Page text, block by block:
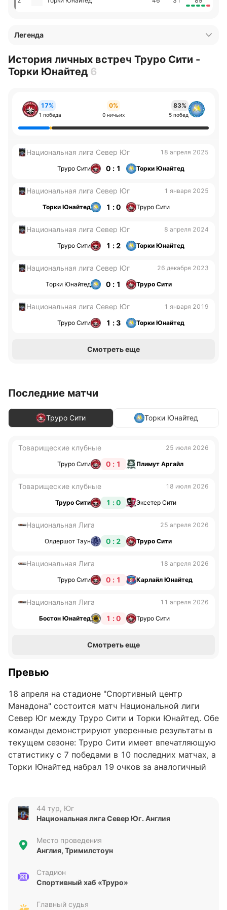
Легенда
История личных встреч Труро Сити -
Торки Юнайтед 6
17%
1 победа
0%
0 ничьих
83%
5 побед
Национальная лига Север Юг 18 апреля 2025
Труро Сити 0 : 1 Торки Юнайтед
Национальная лига Север Юг 1 января 2025
Торки Юнайтед 1 : 0 Труро Сити
Национальная лига Север Юг 8 апреля 2024
Труро Сити 1 : 2 Торки Юнайтед
Национальная лига Север Юг 26 декабря 2023
Торки Юнайтед 0 : 1 Труро Сити
Национальная лига Север Юг 1 января 2019
Труро Сити 1 : 3 Торки Юнайтед
Смотреть еще
Последние матчи
Труро Сити Торки Юнайтед
Товарищеские клубные 25 июля 2026
Труро Сити 0 : 1 Плимут Аргайл
Товарищеские клубные 18 июля 2026
Труро Сити 1 : 0 Эксетер Сити
Национальная Лига 25 апреля 2026
Олдершот Таун 0 : 2 Труро Сити
Национальная Лига 18 апреля 2026
Труро Сити 0 : 1 Карлайл Юнайтед
Национальная Лига 11 апреля 2026
Бостон Юнайтед 1 : 0 Труро Сити
Смотреть еще
Превью
18 апреля на стадионе "Спортивный центр
Манадона" состоится матч Национальной лиги
Север Юг между Труро Сити и Торки Юнайтед. Обе
команды демонстрируют уверенные результаты в
текущем сезоне: Труро Сити имеет впечатляющую
статистику с 7 победами в 10 последних матчах, а
Торки Юнайтед набрал 19 очков за аналогичный
Анализ последних пяти матчей показывает, что
Труро Сити находится в отличной форме, одержав
поражением. Команда демонстрирует высокую
результативность, забив 14 мячей. Торки Юнайтед
последних пяти встречах (2 победы, 2 ничьи). При
этом команда пропустила всего 5 мячей, что
говорит о надежности обороны.
44 тур, Юг
Национальная лига Север Юг. Англия
Место проведения
Англия, Тримилстоун
Стадион
Спортивный хаб «Труро»
Главный судья